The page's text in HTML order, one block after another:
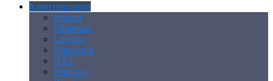
Криптовалюта
Bitcoin
Ethereum
Litecoin
Namecoin
NXT
Peercoin